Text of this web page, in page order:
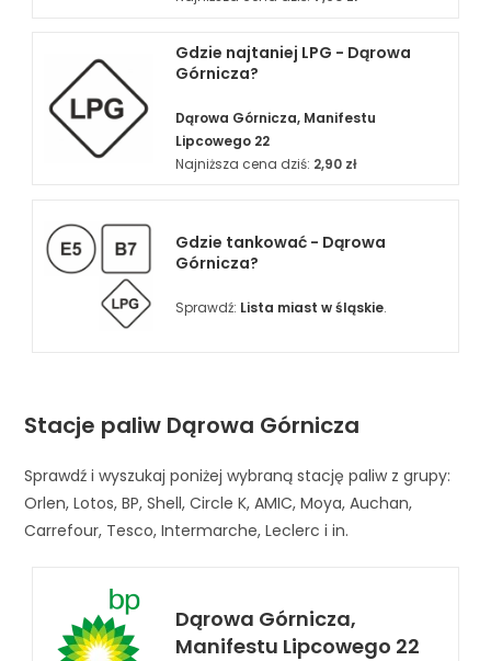
Gdzie najtaniej LPG - Dąrowa
Górnicza?
Dąrowa Górnicza, Manifestu
Lipcowego 22
Najniższa cena dziś: 2,90 zł
Gdzie tankować - Dąrowa
Górnicza?
Sprawdź: Lista miast w śląskie.
Stacje paliw Dąrowa Górnicza
Sprawdź i wyszukaj poniżej wybraną stację paliw z grupy:
Orlen, Lotos, BP, Shell, Circle K, AMIC, Moya, Auchan,
Carrefour, Tesco, Intermarche, Leclerc i in.
Dąrowa Górnicza,
Manifestu Lipcowego 22